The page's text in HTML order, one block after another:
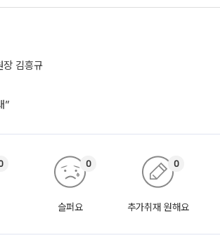
장 김흥규
”
슬퍼요
0
추가취재 원해요
0